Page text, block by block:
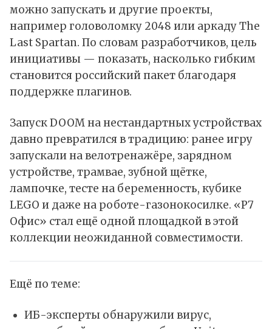
можно запускать и другие проекты,
например головоломку 2048 или аркаду The
Last Spartan. По словам разработчиков, цель
инициативы — показать, насколько гибким
становится российский пакет благодаря
поддержке плагинов.
ЗапускDOOMна нестандартных устройствах
давно превратился в традицию: ранее игру
запускали на велотренажёре, зарядном
устройстве, трамвае, зубной щётке,
лампочке, тесте на беременность, кубике
LEGO и даже на роботе-газонокосилке. «Р7
Офис» стал ещё одной площадкой в этой
коллекции неожиданной совместимости.
Ещё по теме:
ИБ-эксперты обнаружили вирус,